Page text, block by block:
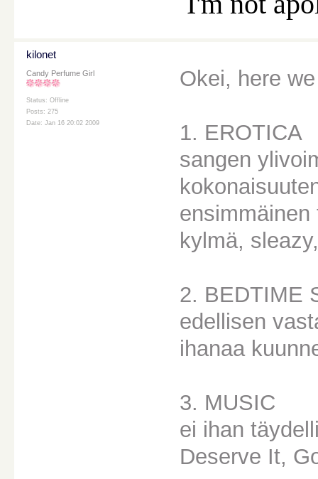
kilonet
Candy Perfume Girl
Status: Offline
Posts: 275
Date: Jan 16 20:02 2009
Okei, here
1. EROTICA
sangen
kylmä,
2. BEDTIME
edellisen
ihanaa
3. MUSIC
ei ihan
Deserve It,